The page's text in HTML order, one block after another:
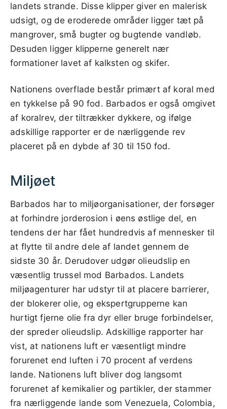
landets strande. Disse klipper giver en malerisk
udsigt, og de eroderede områder ligger tæt på
mangrover, små bugter og bugtende vandløb.
Desuden ligger klipperne generelt nær
formationer lavet af kalksten og skifer.
Nationens overflade består primært af koral med
en tykkelse på 90 fod. Barbados er også omgivet
af koralrev, der tiltrækker dykkere, og ifølge
adskillige rapporter er de nærliggende rev
placeret på en dybde af 30 til 150 fod.
Miljøet
Barbados har to miljøorganisationer, der forsøger
at forhindre jorderosion i øens østlige del, en
tendens der har fået hundredvis af mennesker til
at flytte til andre dele af landet gennem de
sidste 30 år. Derudover udgør olieudslip en
væsentlig trussel mod Barbados. Landets
miljøagenturer har udstyr til at placere barrierer,
der blokerer olie, og ekspertgrupperne kan
hurtigt fjerne olie fra dyr eller bruge forbindelser,
der spreder olieudslip. Adskillige rapporter har
vist, at nationens luft er væsentligt mindre
forurenet end luften i 70 procent af verdens
lande. Nationens luft bliver dog langsomt
forurenet af kemikalier og partikler, der stammer
fra nærliggende lande som Venezuela, Colombia,